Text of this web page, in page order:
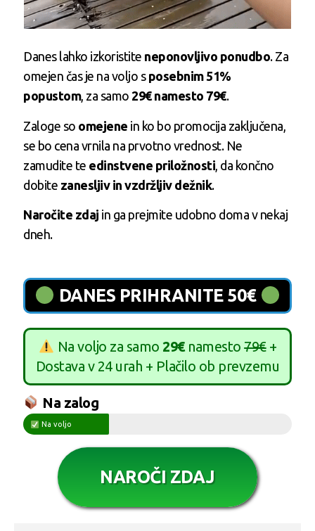
Danes lahko izkoristite neponovljivo ponudbo. Za
omejen čas je na voljo s posebnim 51%
popustom, za samo 29€ namesto 79€.
Zaloge so omejene in ko bo promocija zaključena,
se bo cena vrnila na prvotno vrednost. Ne
zamudite te edinstvene priložnosti , da končno
dobite zanesljiv in vzdržljiv dežnik.
Naročite zdaj in ga prejmite udobno doma v nekaj
dneh.
DANES PRIHRANITE 50€
Na voljo za samo 29€namesto79€+
Dostava v 24 urah + Plačilo ob prevzemu
Na zalog
Na voljo
NAROČI ZDAJ